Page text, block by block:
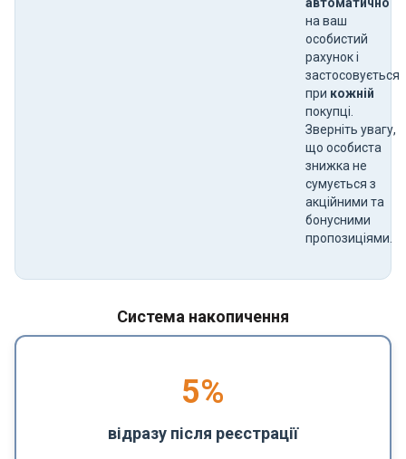
автоматично
на ваш
особистий
рахунок і
застосовується
при кожній
покупці.
Зверніть увагу,
що особиста
знижка не
сумується з
акційними та
бонусними
пропозиціями.
Система накопичення
5%
відразу після реєстрації